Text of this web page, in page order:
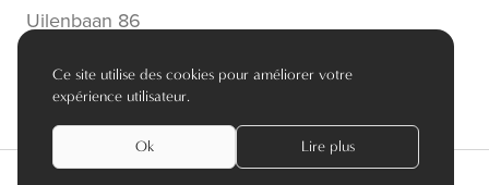
Uilenbaan 86
info@dauby.be|+32 3 354 16 86
Ce site utilise des cookies pour améliorer votre
expérience utilisateur.
Ok Lire plus